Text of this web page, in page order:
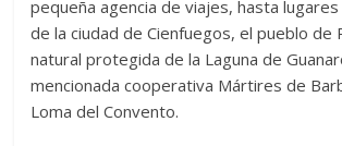
pequeña agencia de viajes, hasta
de la ciudad de Cienfuegos, el pueblo de
natural protegida de la Laguna de
mencionada cooperativa Mártires de
Loma del Convento.